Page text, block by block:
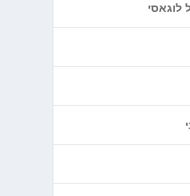
לוגאסי